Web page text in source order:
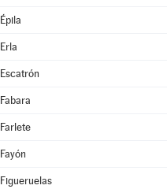
Épila
Erla
Escatrón
Fabara
Farlete
Fayón
Figueruelas